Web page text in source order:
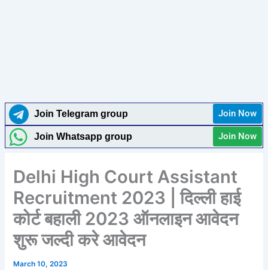
Join Telegram group Join Now
Join Whatsapp group Join Now
Delhi High Court Assistant
Recruitment 2023 | दिल्ली हाई
कोर्ट बहाली 2023 ऑनलाइन आवेदन
शुरू जल्दी करे आवेदन
March 10, 2023